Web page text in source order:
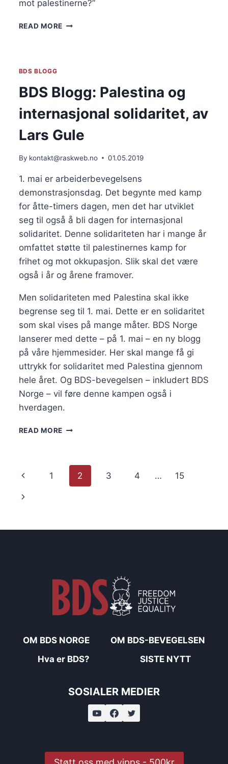
mot palestinerne?”
READ MOREBDS
PRIX,
AV
EDDIE
WHYTE
BDS BLOGG
BDS Blogg: Palestina og
internasjonal solidaritet, av
Lars Gule
By kontakt@raskweb.no 01.05.2019
1. mai er arbeiderbevegelsens
demonstrasjonsdag. Det begynte med kamp
for åtte-timers dagen, men det har utviklet
seg til også å bli dagen for internasjonal
solidaritet. Denne solidariteten har i mange år
omfattet støtte til palestinernes kamp for
frihet og mot okkupasjon. Slik skal det være
også i år og årene framover.
Men solidariteten med Palestina skal ikke
begrense seg til 1. mai. Dette er en solidaritet
som skal vises på mange måter. BDS Norge
lanserer med dette – på 1. mai – en ny blogg
på våre hjemmesider. Her skal mange få gi
uttrykk for solidaritet med Palestina gjennom
hele året. Og BDS-bevegelsen – inkludert BDS
Norge – vil føre denne kampen også i
hverdagen.
READ MOREBDS
INTERNASJONAL
SOLIDARITET,
Page
navigation
Previous
Page
1 2 3 4 … 15
Next
OM BDS NORGE
OM BDS-BEVEGELSEN
Hva er BDS?
SISTE NYTT
SOSIALER MEDIER